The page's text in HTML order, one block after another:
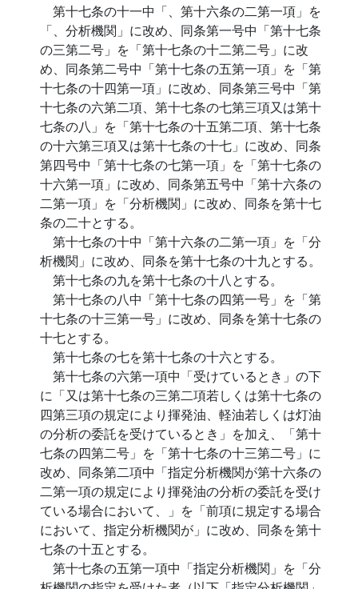
第十七条の十一中「、第十六条の二第一項」を
「、分析機関」に改め、同条第一号中「第十七条
の三第二号」を「第十七条の十二第二号」に改
め、同条第二号中「第十七条の五第一項」を「第
十七条の十四第一項」に改め、同条第三号中「第
十七条の六第二項、第十七条の七第三項又は第十
七条の八」を「第十七条の十五第二項、第十七条
の十六第三項又は第十七条の十七」に改め、同条
第四号中「第十七条の七第一項」を「第十七条の
十六第一項」に改め、同条第五号中「第十六条の
二第一項」を「分析機関」に改め、同条を第十七
条の二十とする。
第十七条の十中「第十六条の二第一項」を「分
析機関」に改め、同条を第十七条の十九とする。
第十七条の九を第十七条の十八とする。
第十七条の八中「第十七条の四第一号」を「第
十七条の十三第一号」に改め、同条を第十七条の
十七とする。
第十七条の七を第十七条の十六とする。
第十七条の六第一項中「受けているとき」の下
に「又は第十七条の三第二項若しくは第十七条の
四第三項の規定により揮発油、軽油若しくは灯油
の分析の委託を受けているとき」を加え、「第十
七条の四第二号」を「第十七条の十三第二号」に
改め、同条第二項中「指定分析機関が第十六条の
二第一項の規定により揮発油の分析の委託を受け
ている場合において、」を「前項に規定する場合
において、指定分析機関が」に改め、同条を第十
七条の十五とする。
第十七条の五第一項中「指定分析機関」を「分